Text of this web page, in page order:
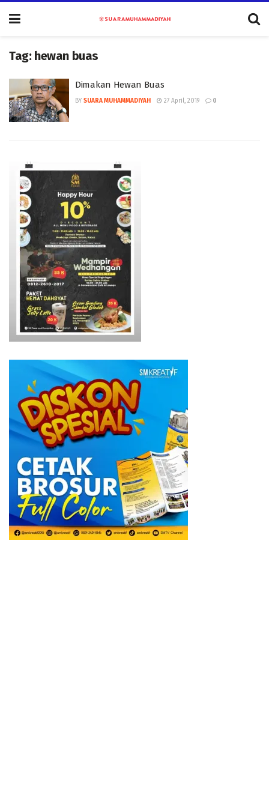
Tag: hewan buas
Dimakan Hewan Buas
BY SUARA MUHAMMADIYAH 27 April, 2019 0